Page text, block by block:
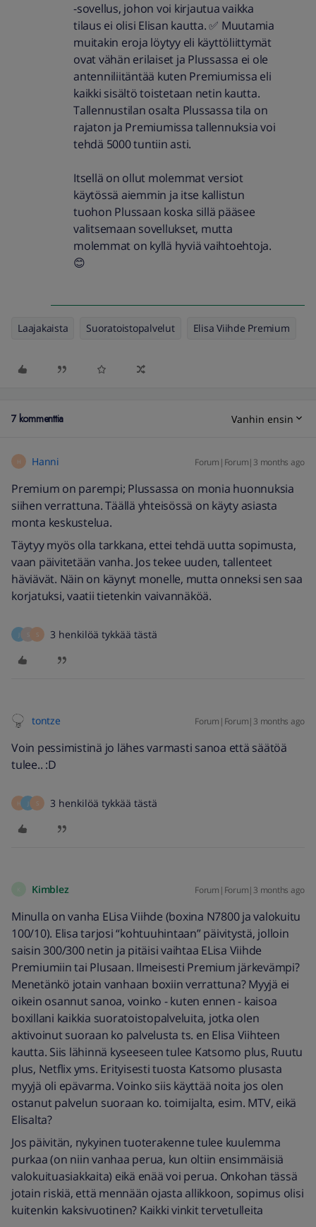
-sovellus, johon voi kirjautua vaikka
tilaus ei olisi Elisan kautta. ✅ Muutamia
muitakin eroja löytyy eli käyttöliittymät
ovat vähän erilaiset ja Plussassa ei ole
antenniliitäntää kuten Premiumissa eli
kaikki sisältö toistetaan netin kautta.
Tallennustilan osalta Plussassa tila on
rajaton ja Premiumissa tallennuksia voi
tehdä 5000 tuntiin asti.
Itsellä on ollut molemmat versiot
käytössä aiemmin ja itse kallistun
tuohon Plussaan koska sillä pääsee
valitsemaan sovellukset, mutta
molemmat on kyllä hyviä vaihtoehtoja.
😊
Laajakaista Suoratoistopalvelut Elisa Viihde Premium
7 kommenttia Vanhin ensin
H Hanni Forum|Forum|3 months ago
Premium on parempi; Plussassa on monia huonnuksia
siihen verrattuna. Täällä yhteisössä on käyty asiasta
monta keskustelua.
Täytyy myös olla tarkkana, ettei tehdä uutta sopimusta,
vaan päivitetään vanha. Jos tekee uuden, tallenteet
häviävät. Näin on käynyt monelle, mutta onneksi sen saa
korjatuksi, vaatii tietenkin vaivannäköä.
S 3 henkilöä tykkää tästä
tontze Forum|Forum|3 months ago
Voin pessimistinä jo lähes varmasti sanoa että säätöä
tulee.. :D
H S 3 henkilöä tykkää tästä
Kimblez Forum|Forum|3 months ago
Minulla on vanha ELisa Viihde (boxina N7800 ja valokuitu
100/10). Elisa tarjosi “kohtuuhintaan” päivitystä, jolloin
saisin 300/300 netin ja pitäisi vaihtaa ELisa Viihde
Premiumiin tai Plusaan. Ilmeisesti Premium järkevämpi?
Menetänkö jotain vanhaan boxiin verrattuna? Myyjä ei
oikein osannut sanoa, voinko - kuten ennen - kaisoa
boxillani kaikkia suoratoistopalveluita, jotka olen
aktivoinut suoraan ko palvelusta ts. en Elisa Viihteen
kautta. Siis lähinnä kyseeseen tulee Katsomo plus, Ruutu
plus, Netflix yms. Erityisesti tuosta Katsomo plusasta
myyjä oli epävarma. Voinko siis käyttää noita jos olen
ostanut palvelun suoraan ko. toimijalta, esim. MTV, eikä
Elisalta?
Jos päivitän, nykyinen tuoterakenne tulee kuulemma
purkaa (on niin vanhaa perua, kun oltiin ensimmäisiä
valokuituasiakkaita) eikä enää voi perua. Onkohan tässä
jotain riskiä, että mennään ojasta allikkoon, sopimus olisi
kuitenkin kaksivuotinen? Kaikki vinkit tervetulleita